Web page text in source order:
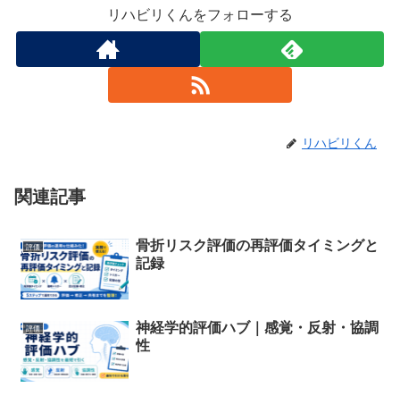
リハビリくんをフォローする
リハビリくん
関連記事
評価
骨折リスク評価の再評価タイミングと
記録
評価
神経学的評価ハブ｜感覚・反射・協調
性